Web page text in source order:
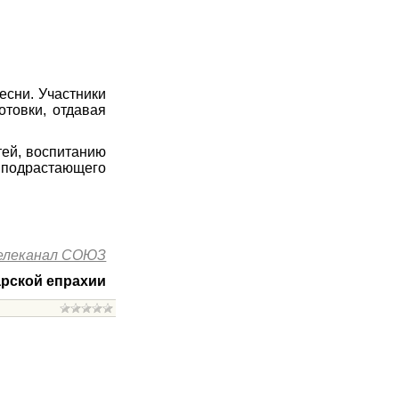
Участники
отдавая
воспитанию
СОЮЗ
епрахии